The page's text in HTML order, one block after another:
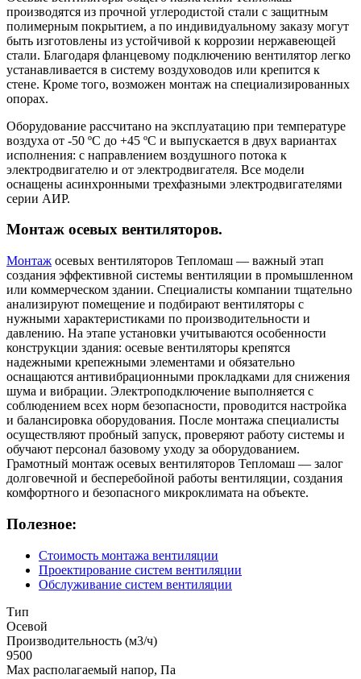
производятся из прочной углеродистой стали с защитным
полимерным покрытием, а по индивидуальному заказу могут
быть изготовлены из устойчивой к коррозии нержавеющей
стали. Благодаря фланцевому подключению вентилятор легко
устанавливается в систему воздуховодов или крепится к
стене. Кроме того, возможен монтаж на специализированных
опорах.
Оборудование рассчитано на эксплуатацию при температуре
воздуха от -50 ºС до +45 ºС и выпускается в двух вариантах
исполнения: с направлением воздушного потока к
электродвигателю и от электродвигателя. Все модели
оснащены асинхронными трехфазными электродвигателями
серии АИР.
Монтаж осевых вентиляторов.
Монтаж осевых вентиляторов Тепломаш — важный этап
создания эффективной системы вентиляции в промышленном
или коммерческом здании. Специалисты компании тщательно
анализируют помещение и подбирают вентиляторы с
нужными характеристиками по производительности и
давлению. На этапе установки учитываются особенности
конструкции здания: осевые вентиляторы крепятся
надежными крепежными элементами и обязательно
оснащаются антивибрационными прокладками для снижения
шума и вибрации. Электроподключение выполняется с
соблюдением всех норм безопасности, проводится настройка
и балансировка оборудования. После монтажа специалисты
осуществляют пробный запуск, проверяют работу системы и
обучают персонал базовому уходу за оборудованием.
Грамотный монтаж осевых вентиляторов Тепломаш — залог
долговечной и бесперебойной работы вентиляции, создания
комфортного и безопасного микроклимата на объекте.
Полезное:
Стоимость монтажа вентиляции
Проектирование систем вентиляции
Обслуживание систем вентиляции
Тип
Осевой
Производительность (м3/ч)
9500
Max располагаемый напор, Па